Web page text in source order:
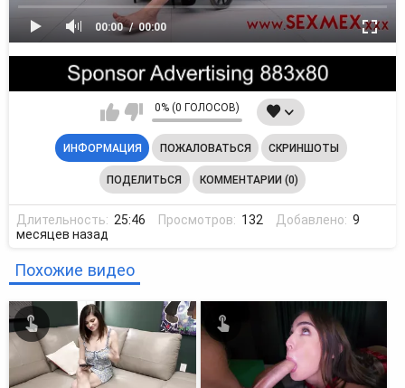
00:00 00:00
0% (0 ГОЛОСОВ)
ИНФОРМАЦИЯ ПОЖАЛОВАТЬСЯ СКРИНШОТЫ
ПОДЕЛИТЬСЯ КОММЕНТАРИИ (0)
Длительность: 25:46 Просмотров: 132 Добавлено: 9
месяцев назад
Похожие видео